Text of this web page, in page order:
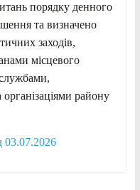
порядку денного
та визначено
заходів,
місцевого
району
03.07.2026